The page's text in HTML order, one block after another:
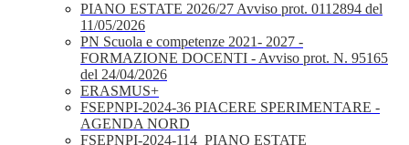
PIANO ESTATE 2026/27 Avviso prot. 0112894 del
11/05/2026
PN Scuola e competenze 2021- 2027 -
FORMAZIONE DOCENTI - Avviso prot. N. 95165
del 24/04/2026
ERASMUS+
FSEPNPI-2024-36 PIACERE SPERIMENTARE -
AGENDA NORD
FSEPNPI-2024-114_PIANO ESTATE